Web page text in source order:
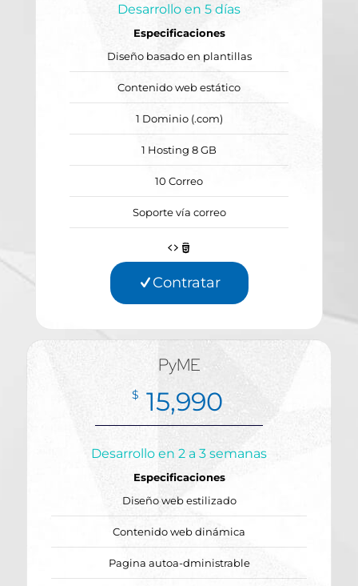
Desarrollo en 5 días
Especificaciones
Diseño basado en plantillas
Contenido web estático
1 Dominio (.com)
1 Hosting 8 GB
10 Correo
Soporte vía correo
Contratar
PyME
$ 15,990
Desarrollo en 2 a 3 semanas
Especificaciones
Diseño web estilizado
Contenido web dinámica
Pagina autoa-dministrable